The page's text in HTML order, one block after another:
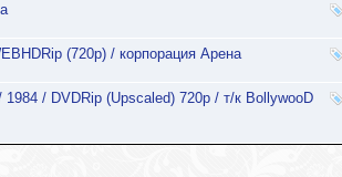
(720p) / корпорация Арена
/ DVDRip (Upscaled) 720p / т/к BollywooD